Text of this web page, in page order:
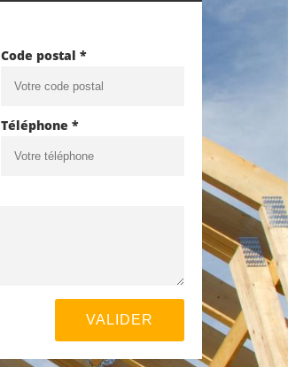
Code postal *
Téléphone *